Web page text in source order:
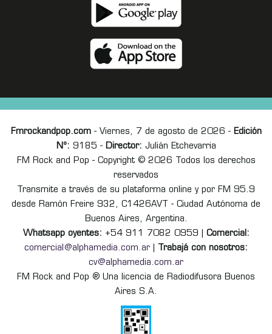
Fmrockandpop.com- Viernes, 7 de agosto de 2026 - Edición
Nº: 9185 - Director: Julián Etchevarria
FM Rock and Pop - Copyright © 2026 Todos los derechos
reservados
Transmite a través de su plataforma online y por FM 95.9
desde Ramón Freire 932, C1426AVT - Ciudad Autónoma de
Buenos Aires, Argentina.
Whatsapp oyentes: +54 911 7082 0959 | Comercial:
comercial@alphamedia.com.ar
Trabajá con nosotros:
cv@alphamedia.com.ar
FM Rock and Pop ® Una licencia de Radiodifusora Buenos
Aires S.A.